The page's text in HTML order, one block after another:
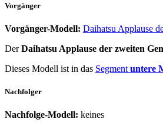
Vorgänger
Vorgänger-Modell: Daihatsu Applause
DerDaihatsu Applause der zweiten
Dieses Modell ist in das Segment untere
Nachfolger
Nachfolge-Modell: keines